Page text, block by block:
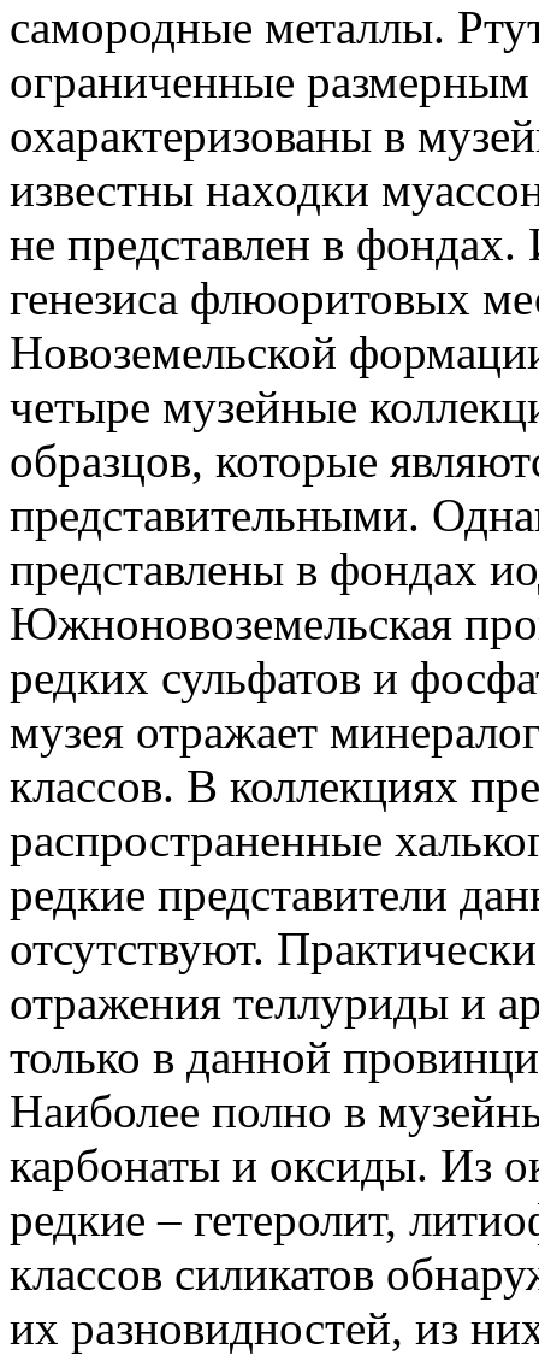
самородные металлы.
ограниченные
охарактеризованы в
известны находки
не представлен в
генезиса флюоритовых
Новоземельской
четыре музейные
образцов, которые
представительными.
представлены в фондах
Южноновоземельская
редких сульфатов и
музея отражает
классов. В коллекциях
распространенные
редкие представители
отсутствуют.
отражения теллуриды и
только в данной
Наиболее полно в
карбонаты и оксиды. Из
редкие – гетеролит,
классов силикатов
их разновидностей, из